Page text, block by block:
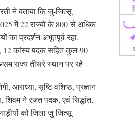
ने बताया कि जु-जित्सू
में 22 राज्यों के 800 से अधिक
का प्रदर्शन अभूतपूर्व रहा,
12 कांस्य पदक सहित कुल 90
राज्य तीसरे स्थान पर रहे।
आराध्या, सृष्टि वशिष्ठ, प्रज्ञान
शिवम ने रजत पदक, एवं सिद्धांत,
को जिला जु-जित्सू